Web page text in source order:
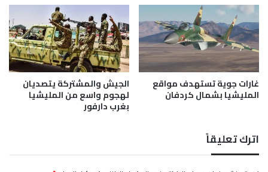
ر
ا
ك
ز
ا
ل
ص
ح
ا
ل
أ
ب
ط
ا
ل
.
ر
ي
ا
غارات جوية تستهدف مواقع
المليشيا بشمال كردفان
الجيش والمشتركة يتصديان
لهجوم واسع من المليشيا
بغرب دارفور
اترك تعليقاً